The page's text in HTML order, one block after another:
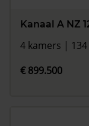
Kanaal A NZ
4 kamers | 134
€ 899.500